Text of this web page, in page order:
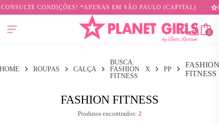
CONDIÇÕES! *APENAS EM SÃO PAULO (CAPITAL)
0
HOME ROUPAS CALÇA
BUSCA:
FASHION
FITNESS
X PP
FASHION
FITNESS
FASHION FITNESS
Produtos encontrados: 2